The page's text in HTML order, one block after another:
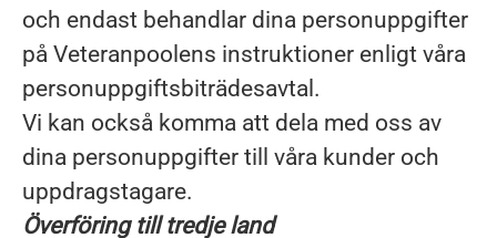
och endast behandlar dina personuppgifter
på Veteranpoolens instruktioner enligt våra
personuppgiftsbiträdesavtal.
Vi kan också komma att dela med oss av
dina personuppgifter till våra kunder och
uppdragstagare.
Överföring till tredje land